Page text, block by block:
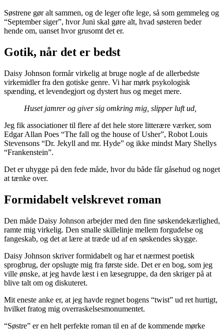
Søstrene gør alt sammen, og de leger ofte lege, så som gemmeleg og
“September siger”, hvor Juni skal gøre alt, hvad søsteren beder
hende om, uanset hvor grusomt det er.
Gotik, når det er bedst
Daisy Johnson formår virkelig at bruge nogle af de allerbedste
virkemidler fra den gotiske genre. Vi har mørk psykologisk
spænding, et levendegjort og dystert hus og meget mere.
Huset jamrer og giver sig omkring mig, slipper luft ud,
Jeg fik associationer til flere af det hele store litterære værker, som
Edgar Allan Poes “The fall og the house of Usher”, Robot Louis
Stevensons “Dr. Jekyll and mr. Hyde” og ikke mindst Mary Shellys
“Frankenstein”.
Det er uhygge på den fede måde, hvor du både får gåsehud og noget
at tænke over.
Formidabelt velskrevet roman
Den måde Daisy Johnson arbejder med den fine søskendekærlighed,
ramte mig virkelig. Den smalle skillelinje mellem forgudelse og
fangeskab, og det at lære at træde ud af en søskendes skygge.
Daisy Johnson skriver formidabelt og har et nærmest poetisk
sprogbrug, der opslugte mig fra første side. Det er en bog, som jeg
ville ønske, at jeg havde læst i en læsegruppe, da den skriger på at
blive talt om og diskuteret.
Mit eneste anke er, at jeg havde regnet bogens “twist” ud ret hurtigt,
hvilket fratog mig overraskelsesmonumentet.
“Søstre” er en helt perfekte roman til en af de kommende mørke